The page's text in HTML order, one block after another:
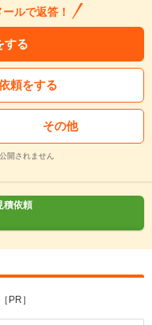
ルで返答！
する
頼をする
その他
開されません
積依頼
［PR］